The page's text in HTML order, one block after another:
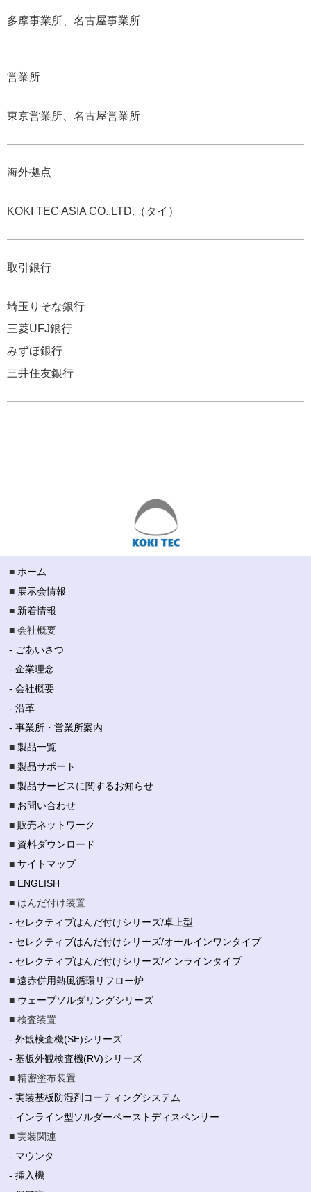
多摩事業所、名古屋事業所
営業所
東京営業所、名古屋営業所
海外拠点
KOKI TEC ASIA CO.,LTD.（タイ）
取引銀行
埼玉りそな銀行
三菱UFJ銀行
みずほ銀行
三井住友銀行
■ ホーム
■ 展示会情報
■ 新着情報
■ 会社概要
- ごあいさつ
- 企業理念
- 会社概要
- 沿革
- 事業所・営業所案内
■製品一覧
■製品サポート
■製品サービスに関するお知らせ
■ お問い合わせ
■ 販売ネットワーク
■ 資料ダウンロード
■サイトマップ
■ ENGLISH
■ はんだ付け装置
- セレクティブはんだ付けシリーズ/卓上型
- セレクティブはんだ付けシリーズ/オールインワンタイプ
- セレクティブはんだ付けシリーズ/インラインタイプ
■遠赤併用熱風循環リフロー炉
■ ウェーブソルダリングシリーズ
■ 検査装置
- 外観検査機(SE)シリーズ
- 基板外観検査機(RV)シリーズ
■ 精密塗布装置
- 実装基板防湿剤コーティングシステム
- インライン型ソルダーペーストディスペンサー
■ 実装関連
- マウンタ
- 挿入機